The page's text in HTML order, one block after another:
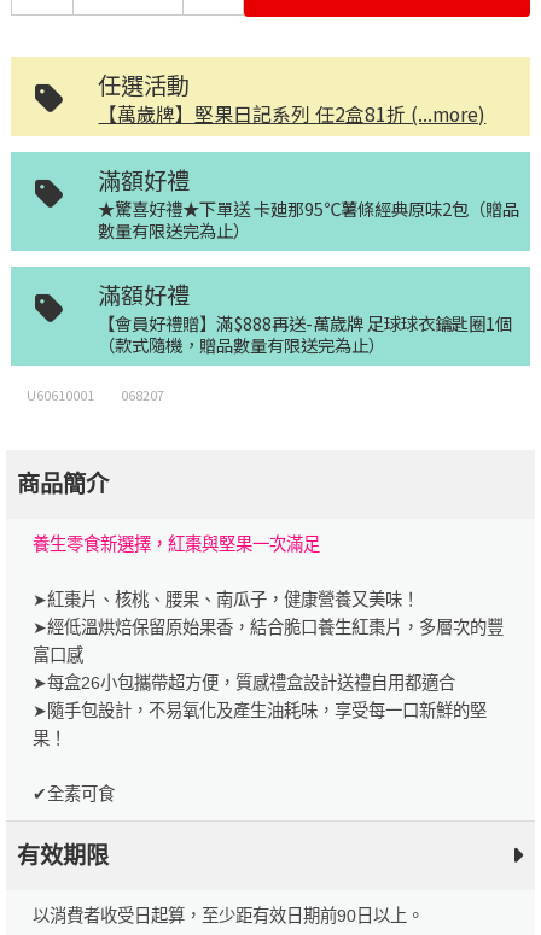
任選活動
【萬歲牌】堅果日記系列 任2盒81折 (...more)
滿額好禮
★驚喜好禮★下單送 卡廸那95℃薯條經典原味2包（贈品
數量有限送完為止）
滿額好禮
【會員好禮贈】滿$888再送-萬歲牌 足球球衣鑰匙圈1個
（款式隨機，贈品數量有限送完為止）
U60610001 068207
商品簡介
養生零食新選擇，紅棗與堅果一次滿足
➤紅棗片、核桃、腰果、南瓜子，健康營養又美味！
➤經低溫烘焙保留原始果香，結合脆口養生紅棗片，多層次的豐
富口感
➤每盒26小包攜帶超方便，質感禮盒設計送禮自用都適合
➤隨手包設計，不易氧化及產生油耗味，享受每一口新鮮的堅
果！
✔全素可食
有效期限
以消費者收受日起算，至少距有效日期前90日以上。